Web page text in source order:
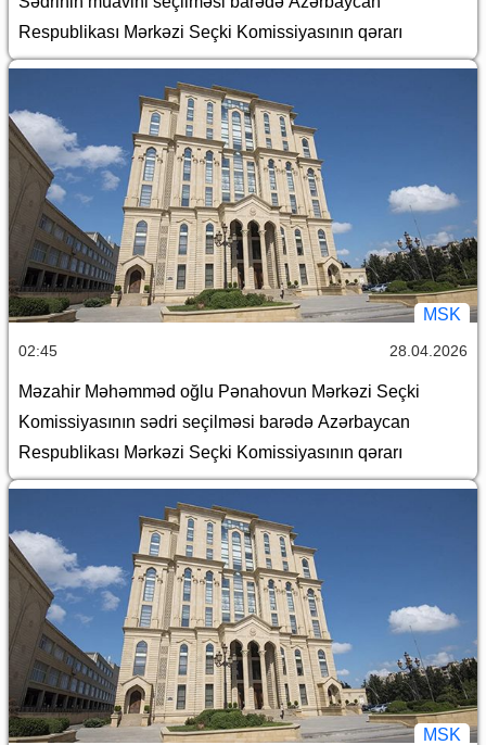
Respublikası Mərkəzi Seçki Komissiyasının qərarı
MSK
02:45 28.04.2026
Məzahir Məhəmməd oğlu Pənahovun Mərkəzi Seçki
Komissiyasının sədri seçilməsi barədə Azərbaycan
Respublikası Mərkəzi Seçki Komissiyasının qərarı
MSK